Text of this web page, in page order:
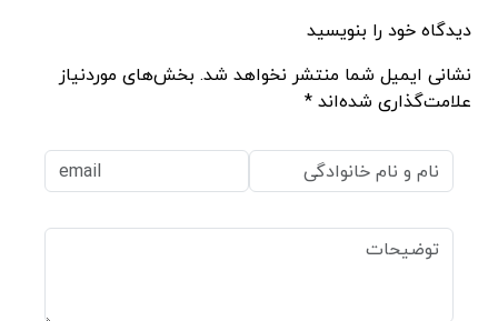
دیدگاه خود را بنویسید
نشانی ایمیل شما منتشر نخواهد شد. بخش‌های موردنیاز
علامت‌گذاری شده‌اند *